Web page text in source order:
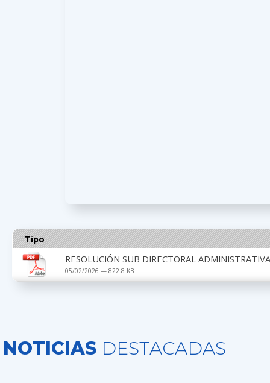
Tipo
RESOLUCIÓN SUB DIRECTORAL
05/02/2026 — 822.8 KB
NOTICIAS DESTACADAS